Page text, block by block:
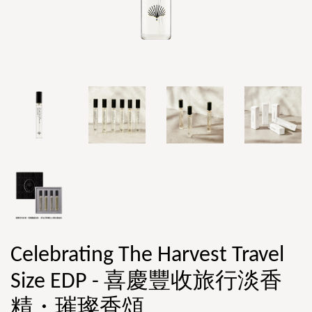
Celebrating The Harvest Travel
Size EDP - 喜慶豐收旅行淡香